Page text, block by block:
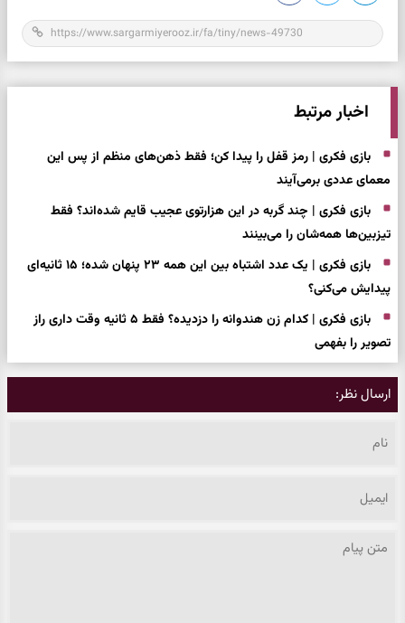
اخبار مرتبط
بازی فکری | رمز قفل را پیدا کن؛ فقط ذهن‌های منظم از پس این
معمای عددی برمی‌آیند
بازی فکری | چند گربه در این هزارتوی عجیب قایم شده‌اند؟ فقط
تیزبین‌ها همه‌شان را می‌بینند
بازی فکری | یک عدد اشتباه بین این همه ۲۳ پنهان شده؛ ۱۵ ثانیه‌ای
پیدایش می‌کنی؟
بازی فکری | کدام زن هندوانه را دزدیده؟ فقط ۵ ثانیه وقت داری راز
تصویر را بفهمی
ارسال نظر: